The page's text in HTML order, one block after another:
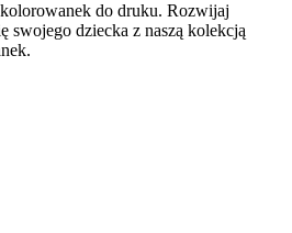
do druku. Rozwijaj
swojego dziecka z naszą kolekcją